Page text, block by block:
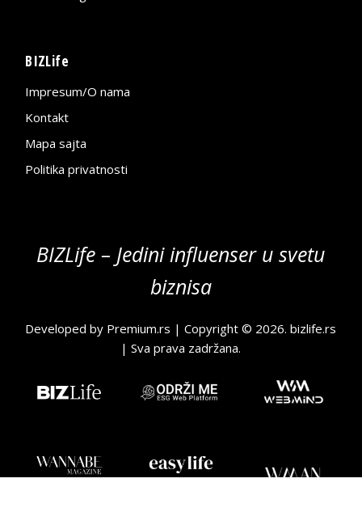
BIZLife
Impresum/O nama
Kontakt
Mapa sajta
Politika privatnosti
BIZLife – Jedini influenser u svetu
biznisa
Developed by Premium.rs | Copyright © 2026.bizlife.rs
| Sva prava zadržana.